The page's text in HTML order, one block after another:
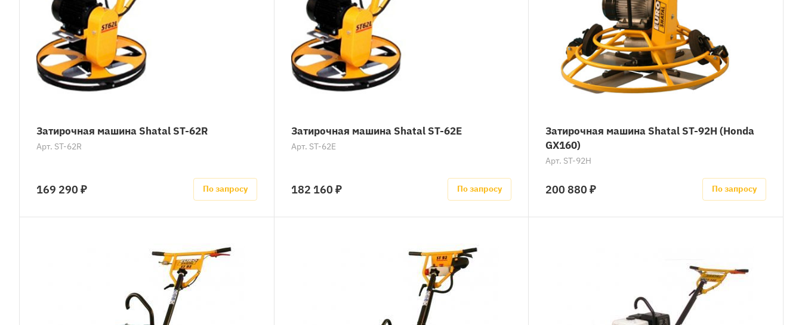
Затирочная машина Shatal ST-62R
Арт. ST-62R
169 290 ₽ По запросу
Затирочная машина Shatal ST-62E
Арт. ST-62E
182 160 ₽ По запросу
Затирочная машина Shatal ST-92H (Honda
GX160)
Арт. ST-92H
200 880 ₽ По запросу